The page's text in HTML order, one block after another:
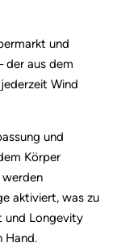
und
der aus dem
Wind
und
Körper
aktiviert, was zu
und Longevity
Hand.